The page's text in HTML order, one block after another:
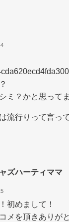
ミ？かと思って
流行りって言っ
ズハーティママ
初めまして！
メを頂きありが